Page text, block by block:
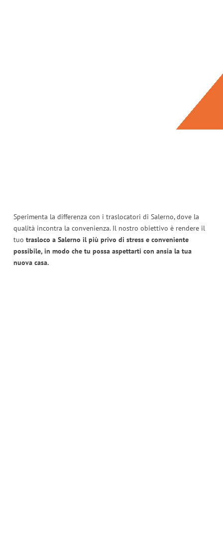
Sperimenta la differenza con i traslocatori di Salerno, dove la
qualità incontra la convenienza. Il nostro obiettivo è rendere il
tuo trasloco a Salerno il più privo di stress e conveniente
possibile, in modo che tu possa aspettarti con ansia la tua
nuova casa.